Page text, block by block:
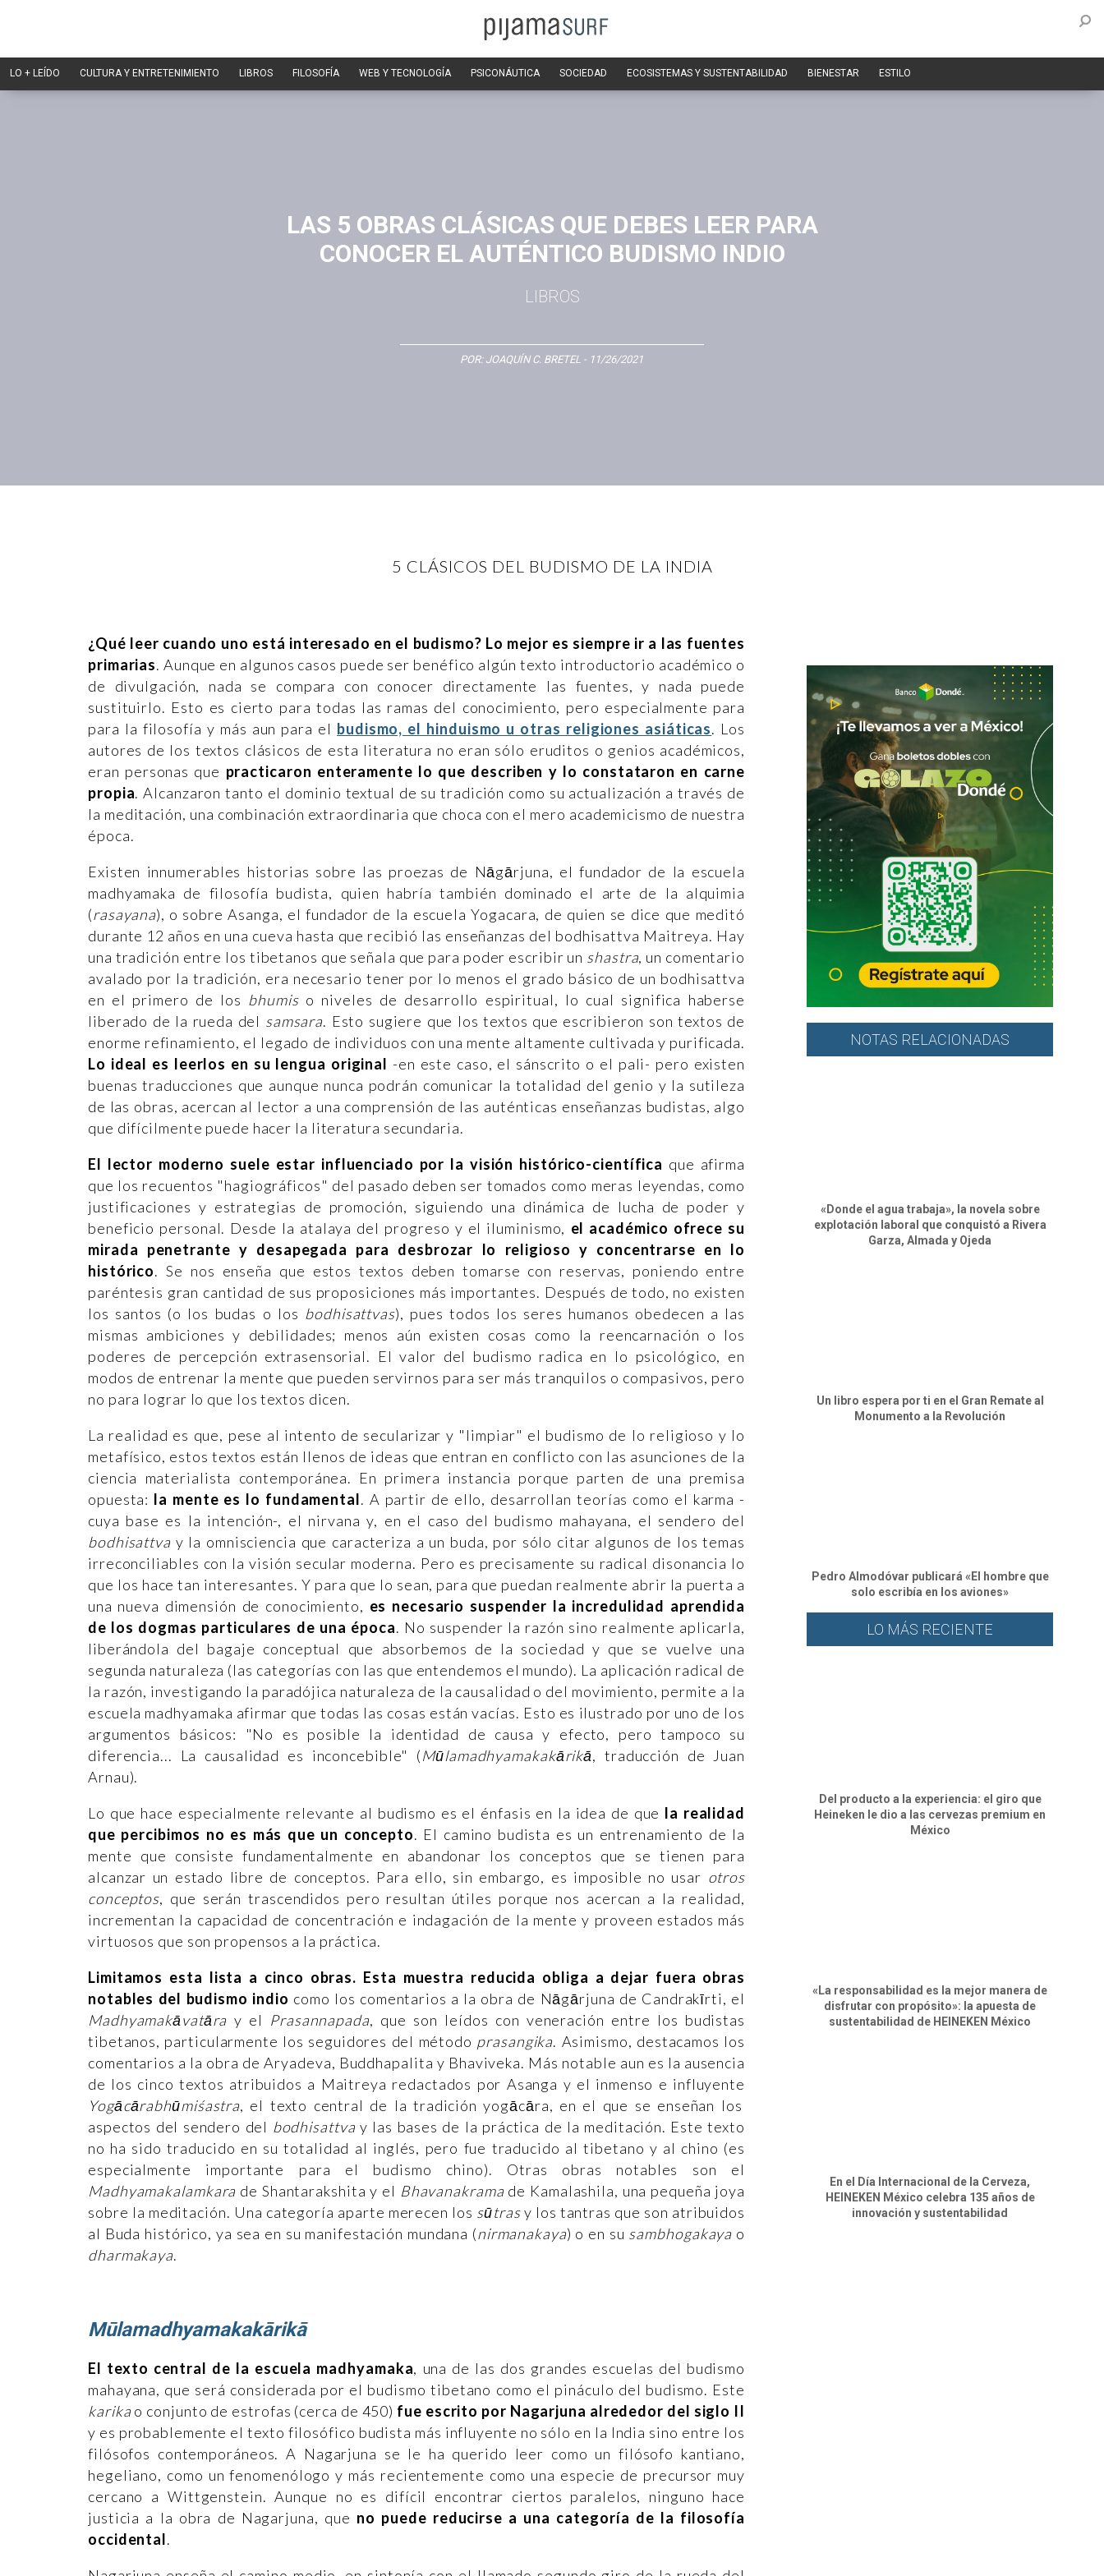
LO + LEÍDO CULTURA Y ENTRETENIMIENTO LIBROS FILOSOFÍA WEB Y TECNOLOGÍA PSICONÁUTICA SOCIEDAD ECOSISTEMAS Y SUSTENTABILIDAD BIENESTAR ESTILO
LAS 5 OBRAS CLÁSICAS QUE DEBES LEER PARA
CONOCER EL AUTÉNTICO BUDISMO INDIO
LIBROS
POR: JOAQUÍN C. BRETEL - 11/26/2021
5 CLÁSICOS DEL BUDISMO DE LA INDIA
¿Qué leer cuando uno está interesado en el budismo? Lo mejor es siempre ir a las fuentes
primarias. Aunque en algunos casos puede ser benéfico algún texto introductorio académico o
de divulgación, nada se compara con conocer directamente las fuentes, y nada puede
sustituirlo. Esto es cierto para todas las ramas del conocimiento, pero especialmente para
para la filosofía y más aun para el budismo, el hinduismo u otras religiones asiáticas. Los
autores de los textos clásicos de esta literatura no eran sólo eruditos o genios académicos,
eran personas que practicaron enteramente lo que describen y lo constataron en carne
propia. Alcanzaron tanto el dominio textual de su tradición como su actualización a través de
la meditación, una combinación extraordinaria que choca con el mero academicismo de nuestra
época.
Existen innumerables historias sobre las proezas de Nāgārjuna, el fundador de la escuela
madhyamaka de filosofía budista, quien habría también dominado el arte de la alquimia
(rasayana), o sobre Asanga, el fundador de la escuela Yogacara, de quien se dice que meditó
durante 12 años en una cueva hasta que recibió las enseñanzas del bodhisattva Maitreya. Hay
una tradición entre los tibetanos que señala que para poder escribir un shastra, un comentario
avalado por la tradición, era necesario tener por lo menos el grado básico de un bodhisattva
en el primero de los bhumis o niveles de desarrollo espiritual, lo cual significa haberse
liberado de la rueda del samsara. Esto sugiere que los textos que escribieron son textos de
enorme refinamiento, el legado de individuos con una mente altamente cultivada y purificada.
Lo ideal es leerlos en su lengua original -en este caso, el sánscrito o el pali- pero existen
buenas traducciones que aunque nunca podrán comunicar la totalidad del genio y la sutileza
de las obras, acercan al lector a una comprensión de las auténticas enseñanzas budistas, algo
que difícilmente puede hacer la literatura secundaria.
El lector moderno suele estar influenciado por la visión histórico-científica que afirma
que los recuentos "hagiográficos" del pasado deben ser tomados como meras leyendas, como
justificaciones y estrategias de promoción, siguiendo una dinámica de lucha de poder y
beneficio personal. Desde la atalaya del progreso y el iluminismo, el académico ofrece su
mirada penetrante y desapegada para desbrozar lo religioso y concentrarse en lo
histórico. Se nos enseña que estos textos deben tomarse con reservas, poniendo entre
paréntesis gran cantidad de sus proposiciones más importantes. Después de todo, no existen
los santos (o los budas o los bodhisattvas), pues todos los seres humanos obedecen a las
mismas ambiciones y debilidades; menos aún existen cosas como la reencarnación o los
poderes de percepción extrasensorial. El valor del budismo radica en lo psicológico, en
modos de entrenar la mente que pueden servirnos para ser más tranquilos o compasivos, pero
no para lograr lo que los textos dicen.
La realidad es que, pese al intento de secularizar y "limpiar" el budismo de lo religioso y lo
metafísico, estos textos están llenos de ideas que entran en conflicto con las asunciones de la
ciencia materialista contemporánea. En primera instancia porque parten de una premisa
opuesta: la mente es lo fundamental. A partir de ello, desarrollan teorías como el karma -
cuya base es la intención-, el nirvana y, en el caso del budismo mahayana, el sendero del
bodhisattva y la omnisciencia que caracteriza a un buda, por sólo citar algunos de los temas
irreconciliables con la visión secular moderna. Pero es precisamente su radical disonancia lo
que los hace tan interesantes. Y para que lo sean, para que puedan realmente abrir la puerta a
una nueva dimensión de conocimiento, es necesario suspender la incredulidad aprendida
de los dogmas particulares de una época. No suspender la razón sino realmente aplicarla,
liberándola del bagaje conceptual que absorbemos de la sociedad y que se vuelve una
segunda naturaleza (las categorías con las que entendemos el mundo). La aplicación radical de
la razón, investigando la paradójica naturaleza de la causalidad o del movimiento, permite a la
escuela madhyamaka afirmar que todas las cosas están vacías. Esto es ilustrado por uno de los
argumentos básicos: "No es posible la identidad de causa y efecto, pero tampoco su
diferencia... La causalidad es inconcebible" (Mūlamadhyamakakārikā, traducción de Juan
Arnau).
Lo que hace especialmente relevante al budismo es el énfasis en la idea de que la realidad
que percibimos no es más que un concepto. El camino budista es un entrenamiento de la
mente que consiste fundamentalmente en abandonar los conceptos que se tienen para
alcanzar un estado libre de conceptos. Para ello, sin embargo, es imposible no usar otros
conceptos, que serán trascendidos pero resultan útiles porque nos acercan a la realidad,
incrementan la capacidad de concentración e indagación de la mente y proveen estados más
virtuosos que son propensos a la práctica.
Limitamos esta lista a cinco obras. Esta muestra reducida obliga a dejar fuera obras
notables del budismo indio como los comentarios a la obra de Nāgārjuna de Candrakīrti, el
Madhyamakāvatāra y el Prasannapada, que son leídos con veneración entre los budistas
tibetanos, particularmente los seguidores del método prasangika. Asimismo, destacamos los
comentarios a la obra de Aryadeva, Buddhapalita y Bhaviveka. Más notable aun es la ausencia
de los cinco textos atribuidos a Maitreya redactados por Asanga y el inmenso e influyente
Yogācārabhūmiśastra, el texto central de la tradición yogācāra, en el que se enseñan los
aspectos del sendero del bodhisattva y las bases de la práctica de la meditación. Este texto
no ha sido traducido en su totalidad al inglés, pero fue traducido al tibetano y al chino (es
especialmente importante para el budismo chino). Otras obras notables son el
Madhyamakalamkara de Shantarakshita y el Bhavanakrama de Kamalashila, una pequeña joya
sobre la meditación. Una categoría aparte merecen los sūtrasy los tantras que son atribuidos
al Buda histórico, ya sea en su manifestación mundana (nirmanakaya) o en su sambhogakaya o
dharmakaya.
Mūlamadhyamakakārikā
El texto central de la escuela madhyamaka, una de las dos grandes escuelas del budismo
mahayana, que será considerada por el budismo tibetano como el pináculo del budismo. Este
karika o conjunto de estrofas (cerca de 450) fue escrito por Nagarjuna alrededor del siglo II
y es probablemente el texto filosófico budista más influyente no sólo en la India sino entre los
filósofos contemporáneos. A Nagarjuna se le ha querido leer como un filósofo kantiano,
hegeliano, como un fenomenólogo y más recientemente como una especie de precursor muy
cercano a Wittgenstein. Aunque no es difícil encontrar ciertos paralelos, ninguno hace
justicia a la obra de Nagarjuna, que no puede reducirse a una categoría de la filosofía
occidental.
NOTAS RELACIONADAS
«Donde el agua trabaja», la novela sobre
explotación laboral que conquistó a Rivera
Garza, Almada y Ojeda
Un libro espera por ti en el Gran Remate al
Monumento a la Revolución
Pedro Almodóvar publicará «El hombre que
solo escribía en los aviones»
LO MÁS RECIENTE
Del producto a la experiencia: el giro que
Heineken le dio a las cervezas premium en
México
«La responsabilidad es la mejor manera de
disfrutar con propósito»: la apuesta de
sustentabilidad de HEINEKEN México
En el Día Internacional de la Cerveza,
HEINEKEN México celebra 135 años de
innovación y sustentabilidad